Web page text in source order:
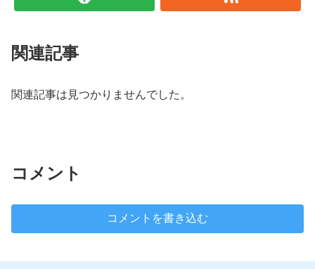
関連記事
関連記事は見つかりませんでした。
コメント
コメントを書き込む